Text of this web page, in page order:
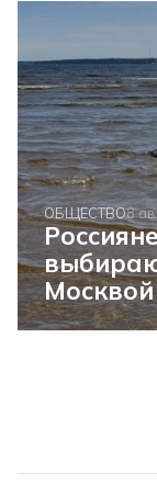
ОБЩЕСТВО8